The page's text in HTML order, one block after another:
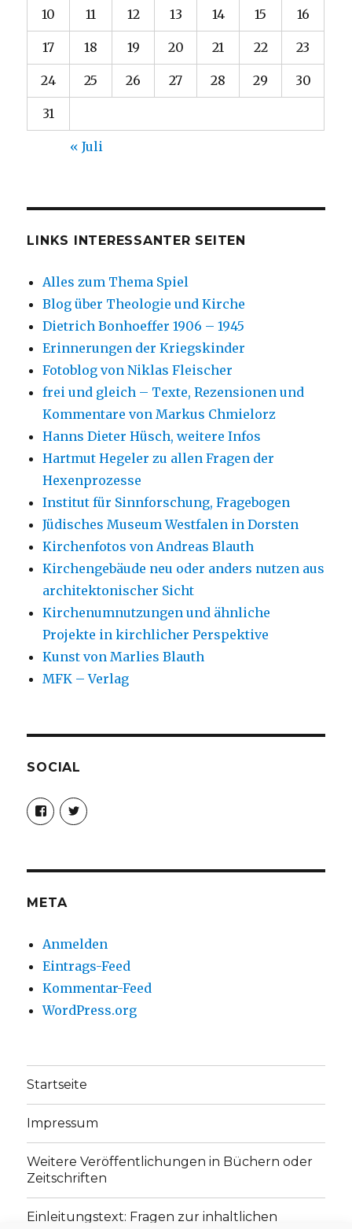
10 11 12 13 14 15 16
17 18 19 20 21 22 23
24 25 26 27 28 29 30
31
« Juli
LINKS INTERESSANTER SEITEN
Alles zum Thema Spiel
Blog über Theologie und Kirche
Dietrich Bonhoeffer 1906 – 1945
Erinnerungen der Kriegskinder
Fotoblog von Niklas Fleischer
frei und gleich – Texte, Rezensionen und
Kommentare von Markus Chmielorz
Hanns Dieter Hüsch, weitere Infos
Hartmut Hegeler zu allen Fragen der
Hexenprozesse
Institut für Sinnforschung, Fragebogen
Jüdisches Museum Westfalen in Dorsten
Kirchenfotos von Andreas Blauth
Kirchengebäude neu oder anders nutzen aus
architektonischer Sicht
Kirchenumnutzungen und ähnliche
Projekte in kirchlicher Perspektive
Kunst von Marlies Blauth
MFK – Verlag
SOCIAL
Profil
von
christoph.fleischer1
anzeigen
Profil
von
anzeigen
META
Anmelden
Eintrags-Feed
Kommentar-Feed
WordPress.org
Startseite
Impressum
Weitere Veröffentlichungen in Büchern oder
Zeitschriften
Einleitungstext: Fragen zur inhaltlichen